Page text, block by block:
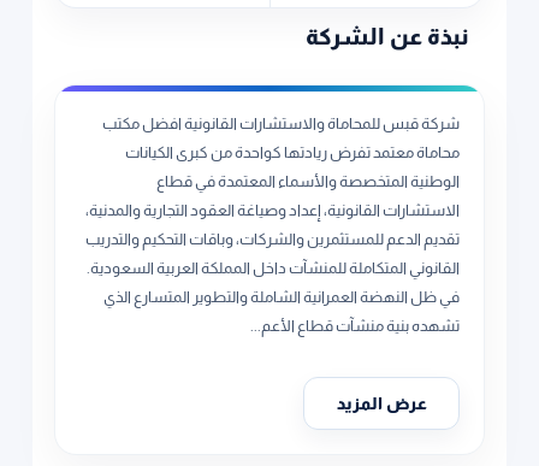
نبذة عن الشركة
شركة قبس للمحاماة والاستشارات القانونية افضل مكتب
محاماة معتمد تفرض ريادتها كواحدة من كبرى الكيانات
الوطنية المتخصصة والأسماء المعتمدة في قطاع
الاستشارات القانونية، إعداد وصياغة العقود التجارية والمدنية،
تقديم الدعم للمستثمرين والشركات، وباقات التحكيم والتدريب
القانوني المتكاملة للمنشآت داخل المملكة العربية السعودية.
في ظل النهضة العمرانية الشاملة والتطوير المتسارع الذي
تشهده بنية منشآت قطاع الأعم...
عرض المزيد